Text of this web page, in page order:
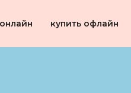
купить офлайн